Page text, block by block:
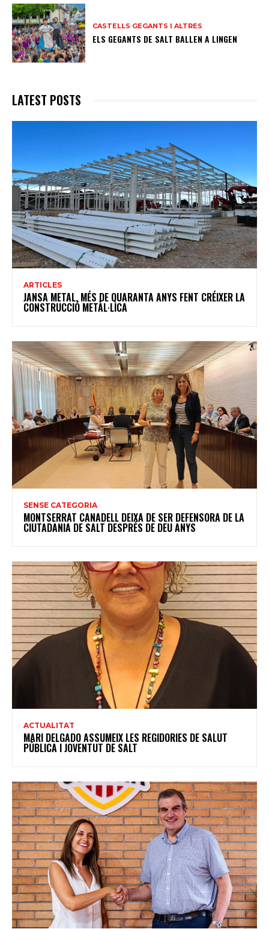
CASTELLS GEGANTS I ALTRES
ELS GEGANTS DE SALT BALLEN A LINGEN
LATEST POSTS
ARTICLES
JANSA METAL, MÉS DE QUARANTA ANYS FENT CRÉIXER LA
CONSTRUCCIÓ METÀL·LICA
SENSE CATEGORIA
MONTSERRAT CANADELL DEIXA DE SER DEFENSORA DE LA
CIUTADANIA DE SALT DESPRÉS DE DEU ANYS
ACTUALITAT
MARI DELGADO ASSUMEIX LES REGIDORIES DE SALUT
PÚBLICA I JOVENTUT DE SALT